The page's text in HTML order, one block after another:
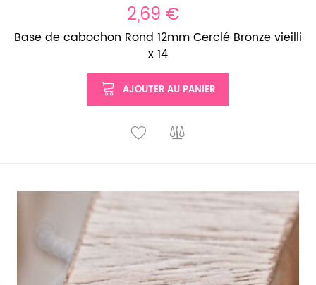
2,69 €
Base de cabochon Rond 12mm Cerclé Bronze vieilli
x 14
AJOUTER AU PANIER